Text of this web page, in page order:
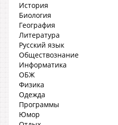
История
Биология
География
Литература
Русский язык
Обществознание
Информатика
ОБЖ
Физика
Одежда
Программы
Юмор